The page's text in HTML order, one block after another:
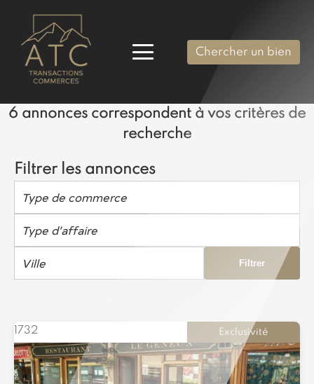
Chercher un bien
6 annonces correspondent à vos critères de
recherche
Filtrer les annonces
Type de commerce
Type d’affaire
Ville Filtrer
1732 Exclusivité